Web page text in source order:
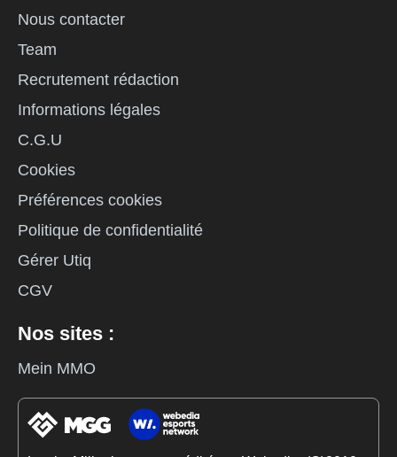
Nous contacter
Team
Recrutement rédaction
Informations légales
C.G.U
Cookies
Préférences cookies
Politique de confidentialité
Gérer Utiq
CGV
Nos sites :
Mein MMO